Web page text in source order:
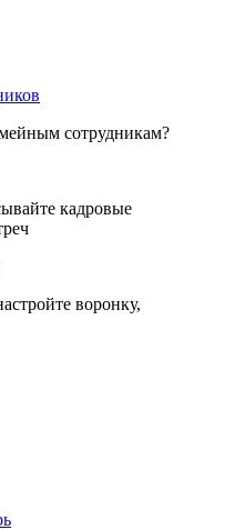
сотрудникам?
кадровые
воронку,